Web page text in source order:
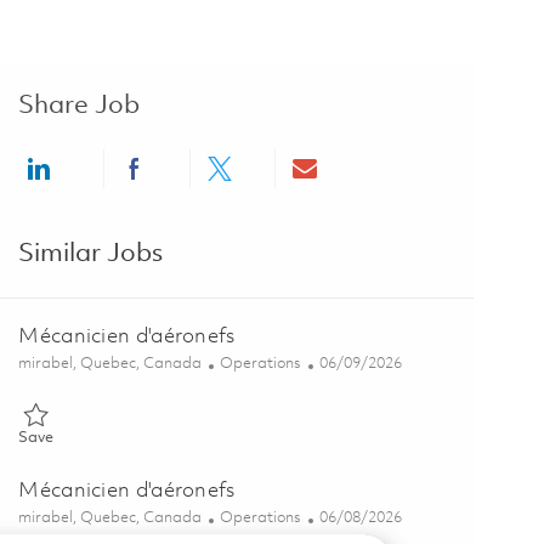
Share Job
Share via LinkedInShare via Facebook
Share via twitterShare via email
Similar Jobs
Mécanicien d'aéronefs
Location
mirabel, Quebec, Canada Category
Operations Posted Date
06/09/2026
SaveSave Mécanicien d'aéronefs 01819803
Mécanicien d'aéronefs
Location
mirabel, Quebec, Canada Category
Operations Posted Date
06/08/2026